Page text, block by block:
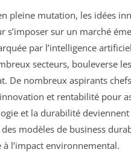
pleine mutation, les idées
s’imposer sur un marché
par l’intelligence
secteurs, bouleverse
De nombreux aspirants
et rentabilité pour
et la durabilité deviennent
modèles de business
l’impact environnemental.